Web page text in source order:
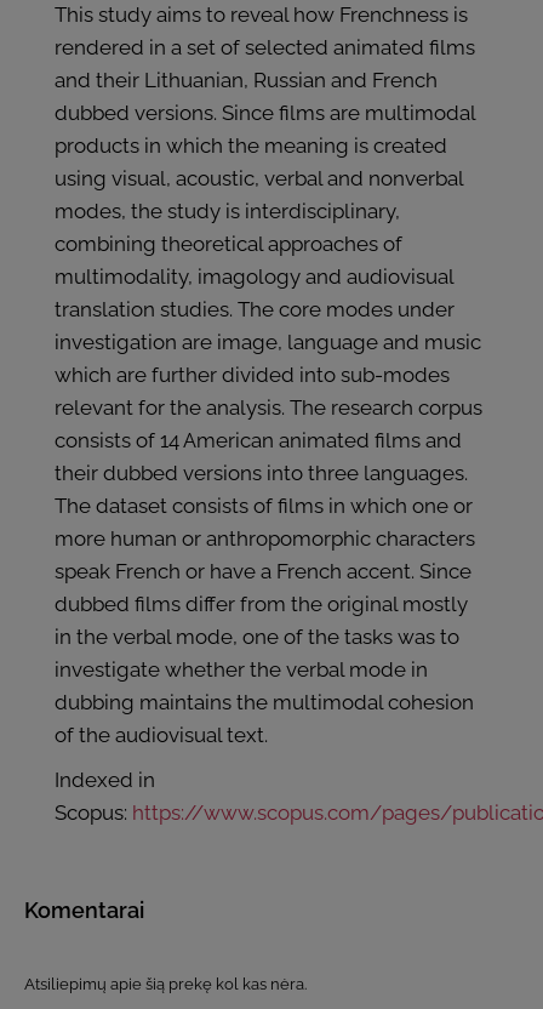
This study aims to reveal how Frenchness is
rendered in a set of selected animated films
and their Lithuanian, Russian and French
dubbed versions. Since films are multimodal
products in which the meaning is created
using visual, acoustic, verbal and nonverbal
modes, the study is interdisciplinary,
combining theoretical approaches of
multimodality, imagology and audiovisual
translation studies. The core modes under
investigation are image, language and music
which are further divided into sub-modes
relevant for the analysis. The research corpus
consists of 14 American animated films and
their dubbed versions into three languages.
The dataset consists of films in which one or
more human or anthropomorphic characters
speak French or have a French accent. Since
dubbed films differ from the original mostly
in the verbal mode, one of the tasks was to
investigate whether the verbal mode in
dubbing maintains the multimodal cohesion
of the audiovisual text.
Indexed in
Scopus: https://www.scopus.com/pages/
Komentarai
Atsiliepimų apie šią prekę kol kas nėra.